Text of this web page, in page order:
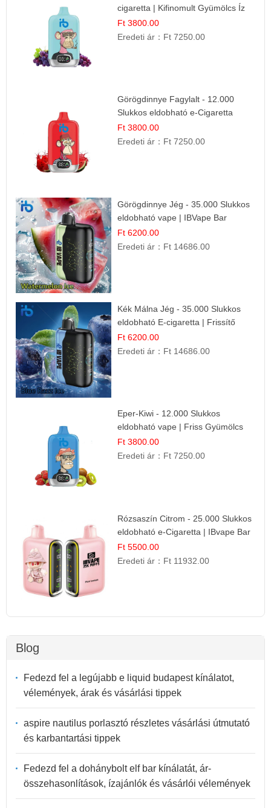
cigaretta | Kifinomult Gyümölcs Íz
Ft 3800.00
Eredeti ár： Ft 7250.00
Görögdinnye Fagylalt - 12.000
Slukkos eldobható e-Cigaretta
Ft 3800.00
Eredeti ár： Ft 7250.00
Görögdinnye Jég - 35.000 Slukkos
eldobható vape | IBVape Bar
Frissítő Nyári Íz
Ft 6200.00
Eredeti ár： Ft 14686.00
Kék Málna Jég - 35.000 Slukkos
eldobható E-cigaretta | Frissítő
Ízélmény
Ft 6200.00
Eredeti ár： Ft 14686.00
Eper-Kiwi - 12.000 Slukkos
eldobható vape | Friss Gyümölcs
Kombináció
Ft 3800.00
Eredeti ár： Ft 7250.00
Rózsaszín Citrom - 25.000 Slukkos
eldobható e-Cigaretta | IBvape Bar
Ft 5500.00
Eredeti ár： Ft 11932.00
Blog
Fedezd fel a legújabb e liquid budapest kínálatot,
vélemények, árak és vásárlási tippek
aspire nautilus porlasztó részletes vásárlási útmutató
és karbantartási tippek
Fedezd fel a dohánybolt elf bar kínálatát, ár-
összehasonlítások, ízajánlók és vásárlói vélemények